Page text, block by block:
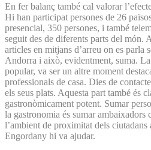
En fer balanç també cal valorar
Hi han participat persones de 26
presencial, 350 persones, i també
seguit des de diferents parts del món.
articles en mitjans d’arreu on es parla
Andorra i això, evidentment, suma.
popular, va ser un altre moment
professionals de casa. Dies de
els seus plats. Aquesta part també és
gastronòmicament potent. Sumar
la gastronomia és sumar ambaixadors
l’ambient de proximitat dels ciutadans
Engordany hi va ajudar.